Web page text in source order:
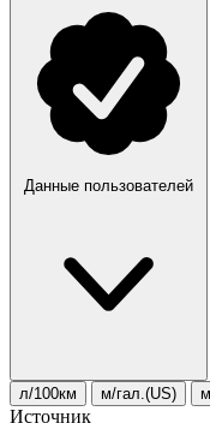
Данные пользователей
л/100км м/гал.(US)
Источник